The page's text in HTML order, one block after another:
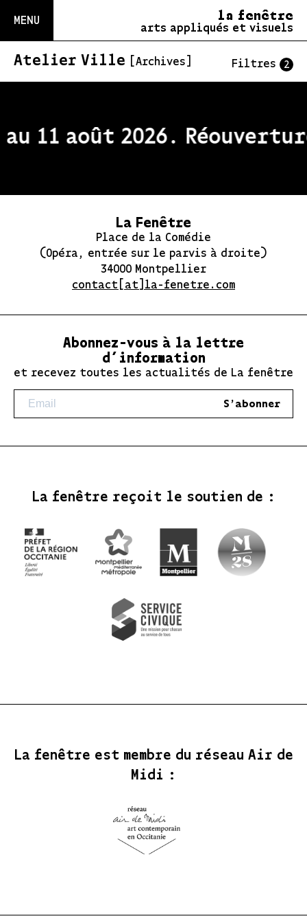
MENU la fenêtre
arts appliqués et visuels
Atelier Ville [Archives] Filtres 2
11 août 2026.
La Fenêtre
Place de la Comédie
(Opéra, entrée sur le parvis à droite)
34000 Montpellier
contact[at]la-fenetre.com
Abonnez-vous à la lettre
d’information
et recevez toutes les actualités de La fenêtre
S'abonner
La fenêtre reçoit le soutien de :
La fenêtre est membre du réseau Air de
Midi :